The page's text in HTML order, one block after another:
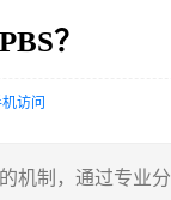
？
访问
机制，通过专业